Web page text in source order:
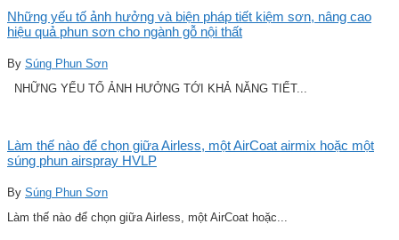
Những yếu tố ảnh hưởng và biện pháp tiết kiệm sơn, nâng cao
hiệu quả phun sơn cho ngành gỗ nội thất
By Súng Phun Sơn
NHỮNG YẾU TỐ ẢNH HƯỞNG TỚI KHẢ NĂNG TIẾT...
Làm thế nào để chọn giữa Airless, một AirCoat airmix hoặc một
súng phun airspray HVLP
By Súng Phun Sơn
Làm thế nào để chọn giữa Airless, một AirCoat hoặc...